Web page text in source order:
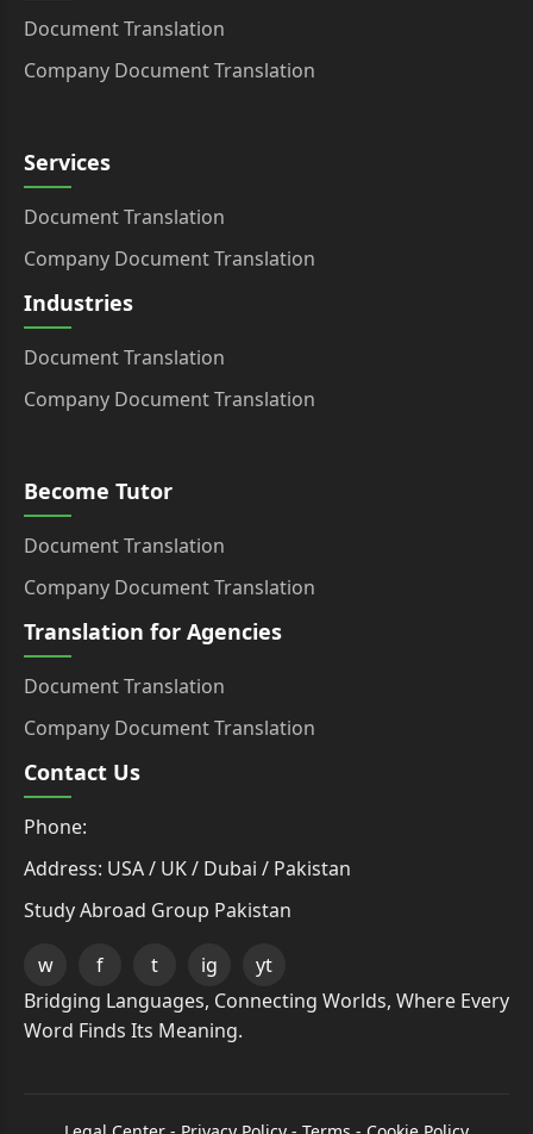
Document Translation
Company Document Translation
Services
Document Translation
Company Document Translation
Industries
Document Translation
Company Document Translation
Become Tutor
Document Translation
Company Document Translation
Translation for Agencies
Document Translation
Company Document Translation
Contact Us
Phone:
Address: USA / UK / Dubai / Pakistan
Study Abroad Group Pakistan
w f t ig
yt
Bridging Languages, Connecting Worlds, Where Every
Word Finds Its Meaning.